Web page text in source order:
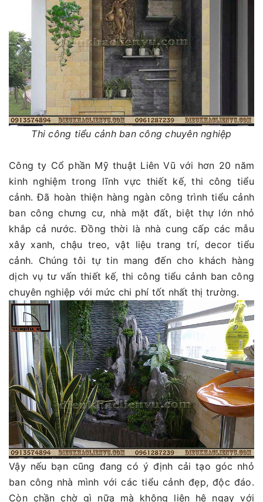
Thi công tiểu cảnh ban công chuyên nghiệp
Công ty Cổ phần Mỹ thuật Liên Vũ với hơn 20 năm
kinh nghiệm trong lĩnh vực thiết kế, thi công tiểu
cảnh. Đã hoàn thiện hàng ngàn công trình tiểu cảnh
ban công chưng cư, nhà mặt đất, biệt thự lớn nhỏ
khắp cả nước. Đồng thời là nhà cung cấp các mẫu
xây xanh, chậu treo, vật liệu trang trí, decor tiểu
cảnh. Chúng tôi tự tin mang đến cho khách hàng
dịch vụ tư vấn thiết kế, thi công tiểu cảnh ban công
chuyên nghiệp với mức chi phí tốt nhất thị trường.
Vậy nếu bạn cũng đang có ý định cải tạo góc nhỏ
ban công nhà mình với các tiểu cảnh đẹp, độc đáo.
Còn chần chờ gì nữa mà không liên hệ ngay với